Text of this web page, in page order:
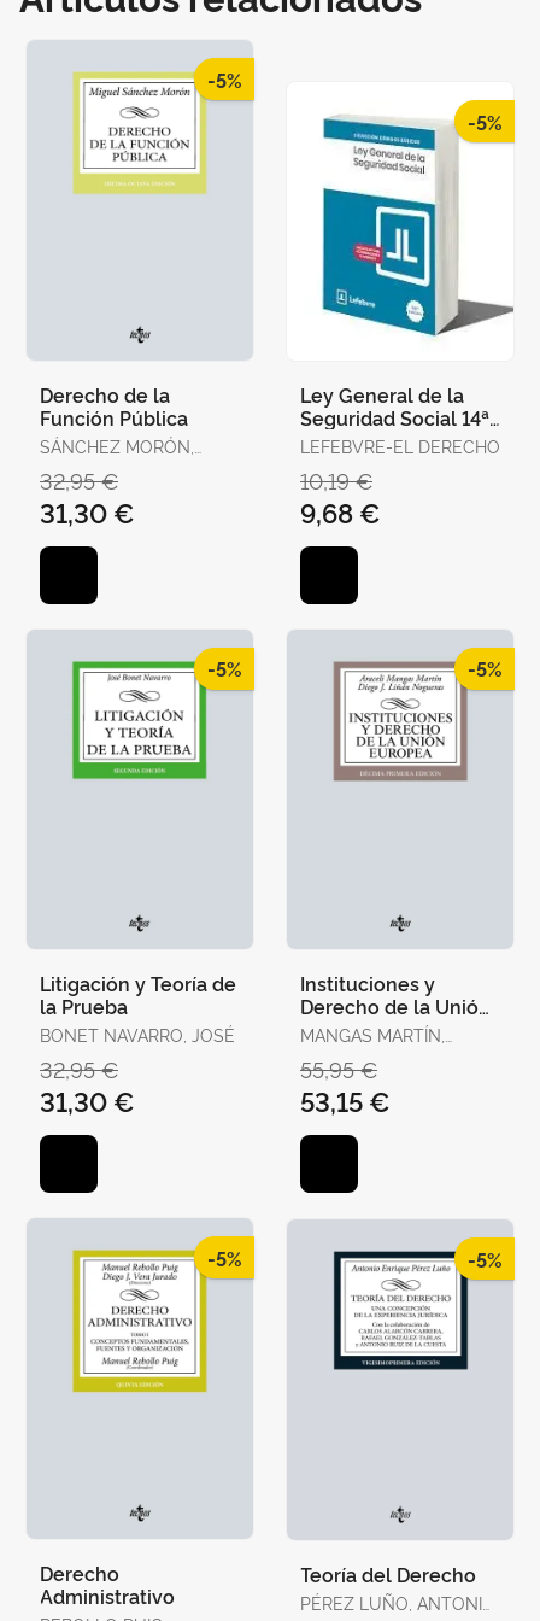
-5%
Derecho de la
Función Pública
SÁNCHEZ MORÓN,
32,95 €
31,30 €
-5%
Ley General de la
Seguridad Social 14ª
Edc. 2025
LEFEBVRE-EL DERECHO
10,19 €
9,68 €
-5%
Litigación y Teoría de
la Prueba
BONET NAVARRO, JOSÉ
32,95 €
31,30 €
-5%
Instituciones y
Derecho de la Unión
Europea
MANGAS MARTÍN,
NOGUERAS, DIEGO J.
55,95 €
53,15 €
-5%
Derecho
Administrativo
-5%
Teoría del Derecho
PÉREZ LUÑO, ANTONIO